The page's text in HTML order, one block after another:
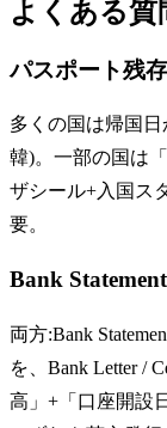
よくある
パスポート残
多くの国は帰国
韓)。一部の国は
ザシール+入国ス
要。
Bank
両方:Bank
を、Bank Letter /
高」+「口座開設